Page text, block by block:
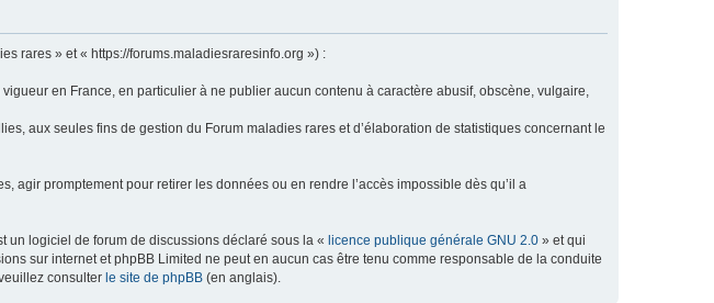
rares » et « https://forums.maladiesraresinfo.org ») :
en France, en particulier à ne publier aucun contenu à caractère abusif, obscène, vulgaire,
aux seules fins de gestion du Forum maladies rares et d’élaboration de statistiques concernant le
agir promptement pour retirer les données ou en rendre l’accès impossible dès qu’il a
un logiciel de forum de discussions déclaré sous la « licence publique générale GNU 2.0 » et qui
sur internet et phpBB Limited ne peut en aucun cas être tenu comme responsable de la conduite
consulter le site de phpBB (en anglais).